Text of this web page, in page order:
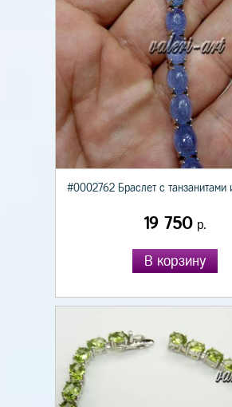
#0002762 Браслет с танзанитами
19 750р.
В корзину